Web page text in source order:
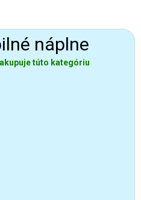
náplne
túto kategóriu